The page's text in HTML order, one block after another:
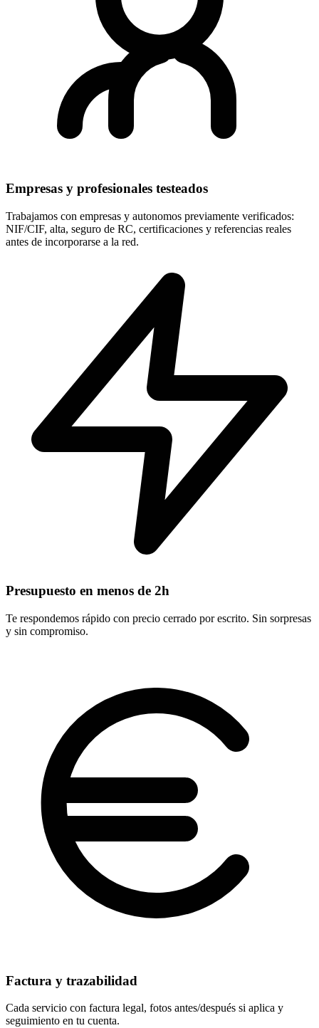
Empresas y profesionales testeados
Trabajamos con empresas y autonomos previamente verificados:
NIF/CIF, alta, seguro de RC, certificaciones y referencias reales
antes de incorporarse a la red.
Presupuesto en menos de 2h
Te respondemos rápido con precio cerrado por escrito. Sin sorpresas
y sin compromiso.
Factura y trazabilidad
Cada servicio con factura legal, fotos antes/después si aplica y
seguimiento en tu cuenta.